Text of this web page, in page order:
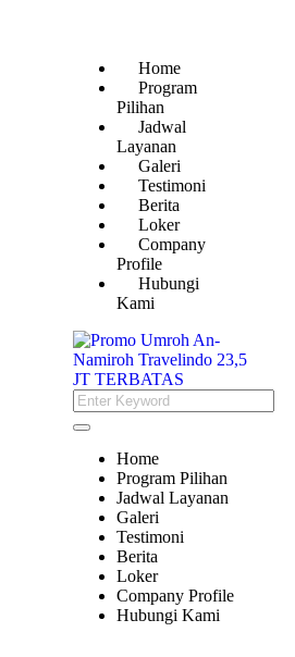
Home
Program
Pilihan
Jadwal
Layanan
Galeri
Testimoni
Berita
Loker
Company
Profile
Hubungi
Kami
Home
Program Pilihan
Jadwal Layanan
Galeri
Testimoni
Berita
Loker
Company Profile
Hubungi Kami